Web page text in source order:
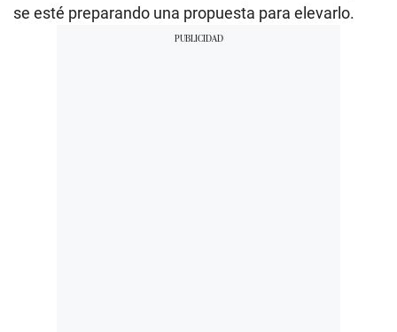
se esté preparando una propuesta para elevarlo.